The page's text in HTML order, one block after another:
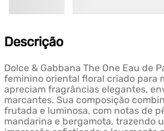
Descrição
Dolce & Gabbana The One Eau de
feminino oriental floral criado para
apreciam fragrâncias elegantes,
marcantes. Sua composição
frutada e luminosa, com notas de
mandarina e bergamota, trazendo